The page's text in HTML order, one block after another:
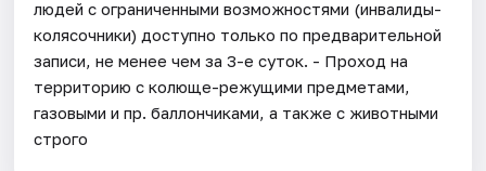
людей с ограниченными возможностями (инвалиды-
колясочники) доступно только по предварительной
записи, не менее чем за 3-е суток. - Проход на
территорию с колюще-режущими предметами,
газовыми и пр. баллончиками, а также с животными
строго